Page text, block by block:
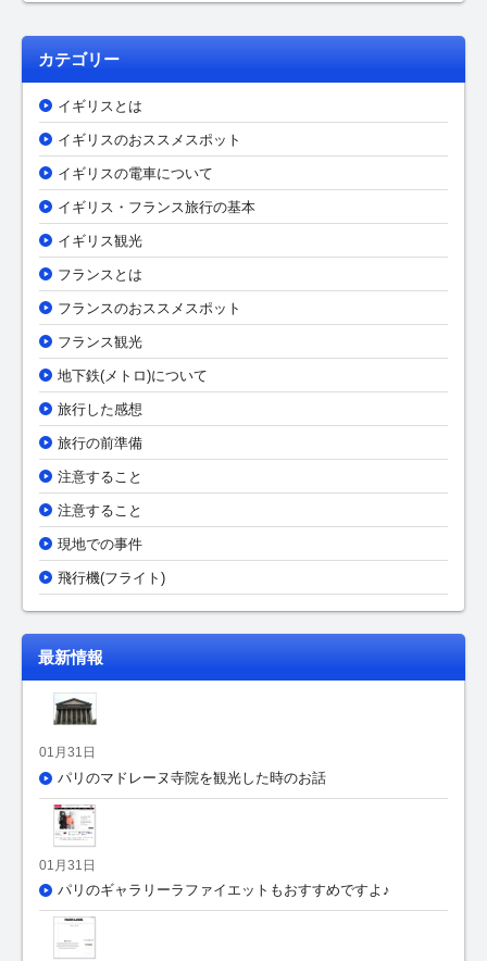
カテゴリー
イギリスとは
イギリスのおススメスポット
イギリスの電車について
イギリス・フランス旅行の基本
イギリス観光
フランスとは
フランスのおススメスポット
フランス観光
地下鉄(メトロ)について
旅行した感想
旅行の前準備
注意すること
注意すること
現地での事件
飛行機(フライト)
最新情報
01月31日
パリのマドレーヌ寺院を観光した時のお話
01月31日
パリのギャラリーラファイエットもおすすめですよ♪